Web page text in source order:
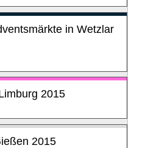
in Wetzlar
2015
2015